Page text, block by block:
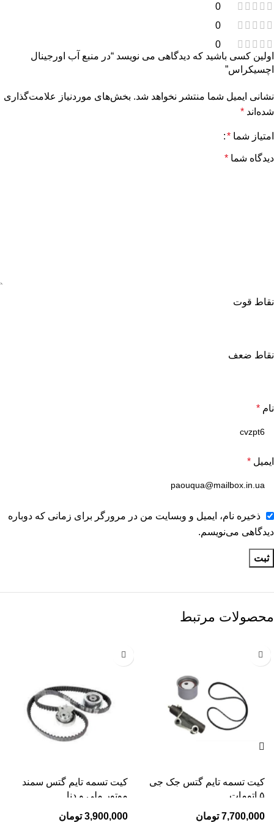
0
0
0
اولین کسی باشید که دیدگاهی می نویسد “در منبع آب اورجینال
اچسیکراس”
نشانی ایمیل شما منتشر نخواهد شد. بخش‌های موردنیاز علامت‌گذاری
شده‌اند *
امتیاز شما *
دیدگاه شما *
نقاط قوت
نقاط ضعف
نام *
ایمیل *
ذخیره نام، ایمیل و وبسایت من در مرورگر برای زمانی که دوباره
دیدگاهی می‌نویسم.
محصولات مرتبط
کیت تسمه تایم گتس جک جی
۵ اتومات
7,700,000 تومان
کیت تسمه تایم گتس سمند
موتور ملی و دنا
3,900,000 تومان